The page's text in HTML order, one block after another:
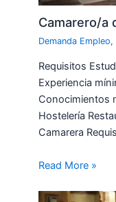
Camarero/a
Demanda Empleo,
Requisitos
Experiencia
Conocimientos
Hostelería
Camarera
Read More »